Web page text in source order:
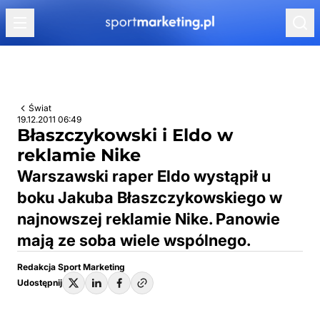
Przejdź do treści
Świat
19.12.2011 06:49
Błaszczykowski i Eldo w
reklamie Nike
Warszawski raper Eldo wystąpił u
boku Jakuba Błaszczykowskiego w
najnowszej reklamie Nike. Panowie
mają ze soba wiele wspólnego.
Redakcja Sport Marketing
Udostępnij